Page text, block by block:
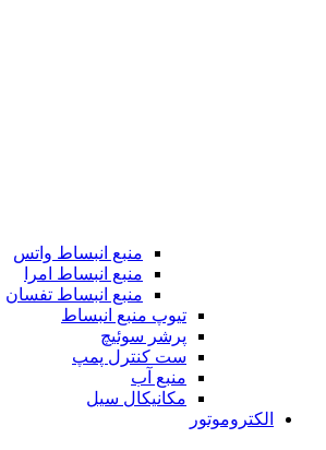
منبع انبساط واتس
منبع انبساط امرا
منبع انبساط تفسان
تیوپ منبع انبساط
پرشر سوئیچ
ست کنترل پمپ
منبع آب
مکانیکال سیل
الکتروموتور